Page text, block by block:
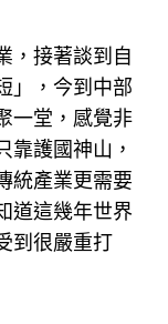
，接著談到自
」，今到中部
一堂，感覺非
靠護國神山，
統產業更需要
道這幾年世界
到很嚴重打